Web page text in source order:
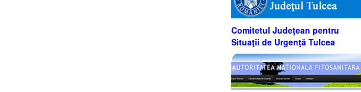
Comitetul Judeţean pentru
Situaţii de Urgenţă Tulcea